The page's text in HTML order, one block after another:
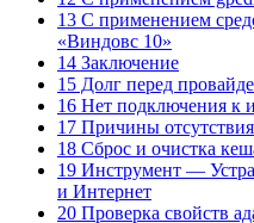
13 С применением
«Виндовс 10»
14 Заключение
15 Долг перед
16 Нет подключения к
17 Причины
18 Сброс и очистка
19 Инструмент —
и Интернет
20 Проверка свойств